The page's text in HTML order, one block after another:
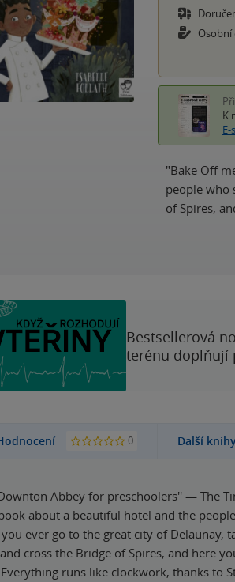
K
"Bake Off
people who
of Spires,
Bestsellerová
terénu doplňují
0 Další
Abbey for preschoolers'' — The
about a beautiful hotel and the
ever go to the great city of Delaunay,
and cross the Bridge of Spires, and here
runs like clockwork, thanks to